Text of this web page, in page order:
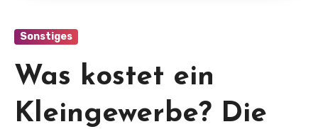
Sonstiges
Was kostet ein
Kleingewerbe? Die